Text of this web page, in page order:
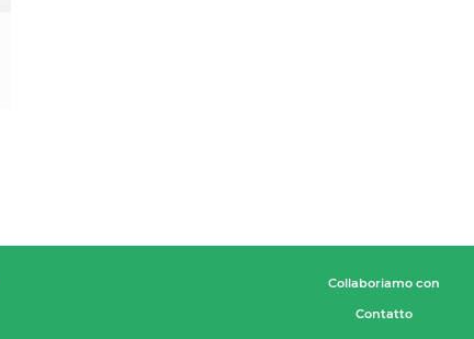
Collaboriamo con
Contatto